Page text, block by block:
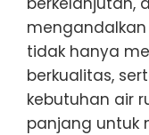
tidak hanya
berkualitas,
kebutuhan air
panjang untuk